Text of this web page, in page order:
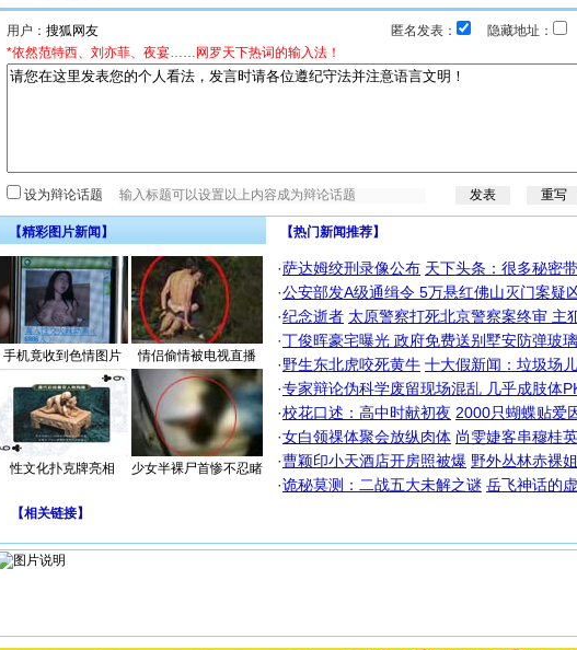
用户： 匿名发表：
隐藏地址：
*依然范特西、刘亦菲、夜宴……网罗天下热词的输入法！
设为辩论话题
【精彩图片新闻】
手机竟收到色情图片 情侣偷情被电视直播
性文化扑克牌亮相 少女半裸尸首惨不忍睹
【热门新闻推荐】
·萨达姆绞刑录像公布 天下头条：很多秘密
·公安部发A级通缉令 5万悬红佛山灭门案疑
·纪念逝者 太原警察打死北京警察案终审 主
·丁俊晖豪宅曝光 政府免费送别墅安防弹玻
·野生东北虎咬死黄牛 十大假新闻：垃圾场
·专家辩论伪科学废留现场混乱 几乎成肢体
·校花口述：高中时献初夜 2000只蝴蝶贴爱
·女白领祼体聚会放纵肉体 尚雯婕客串穆桂
·曹颖印小天酒店开房照被爆 野外丛林赤裸
·诡秘莫测：二战五大未解之谜 岳飞神话的
【相关链接】
你太多，只有给你五千万：千万快乐！千万要